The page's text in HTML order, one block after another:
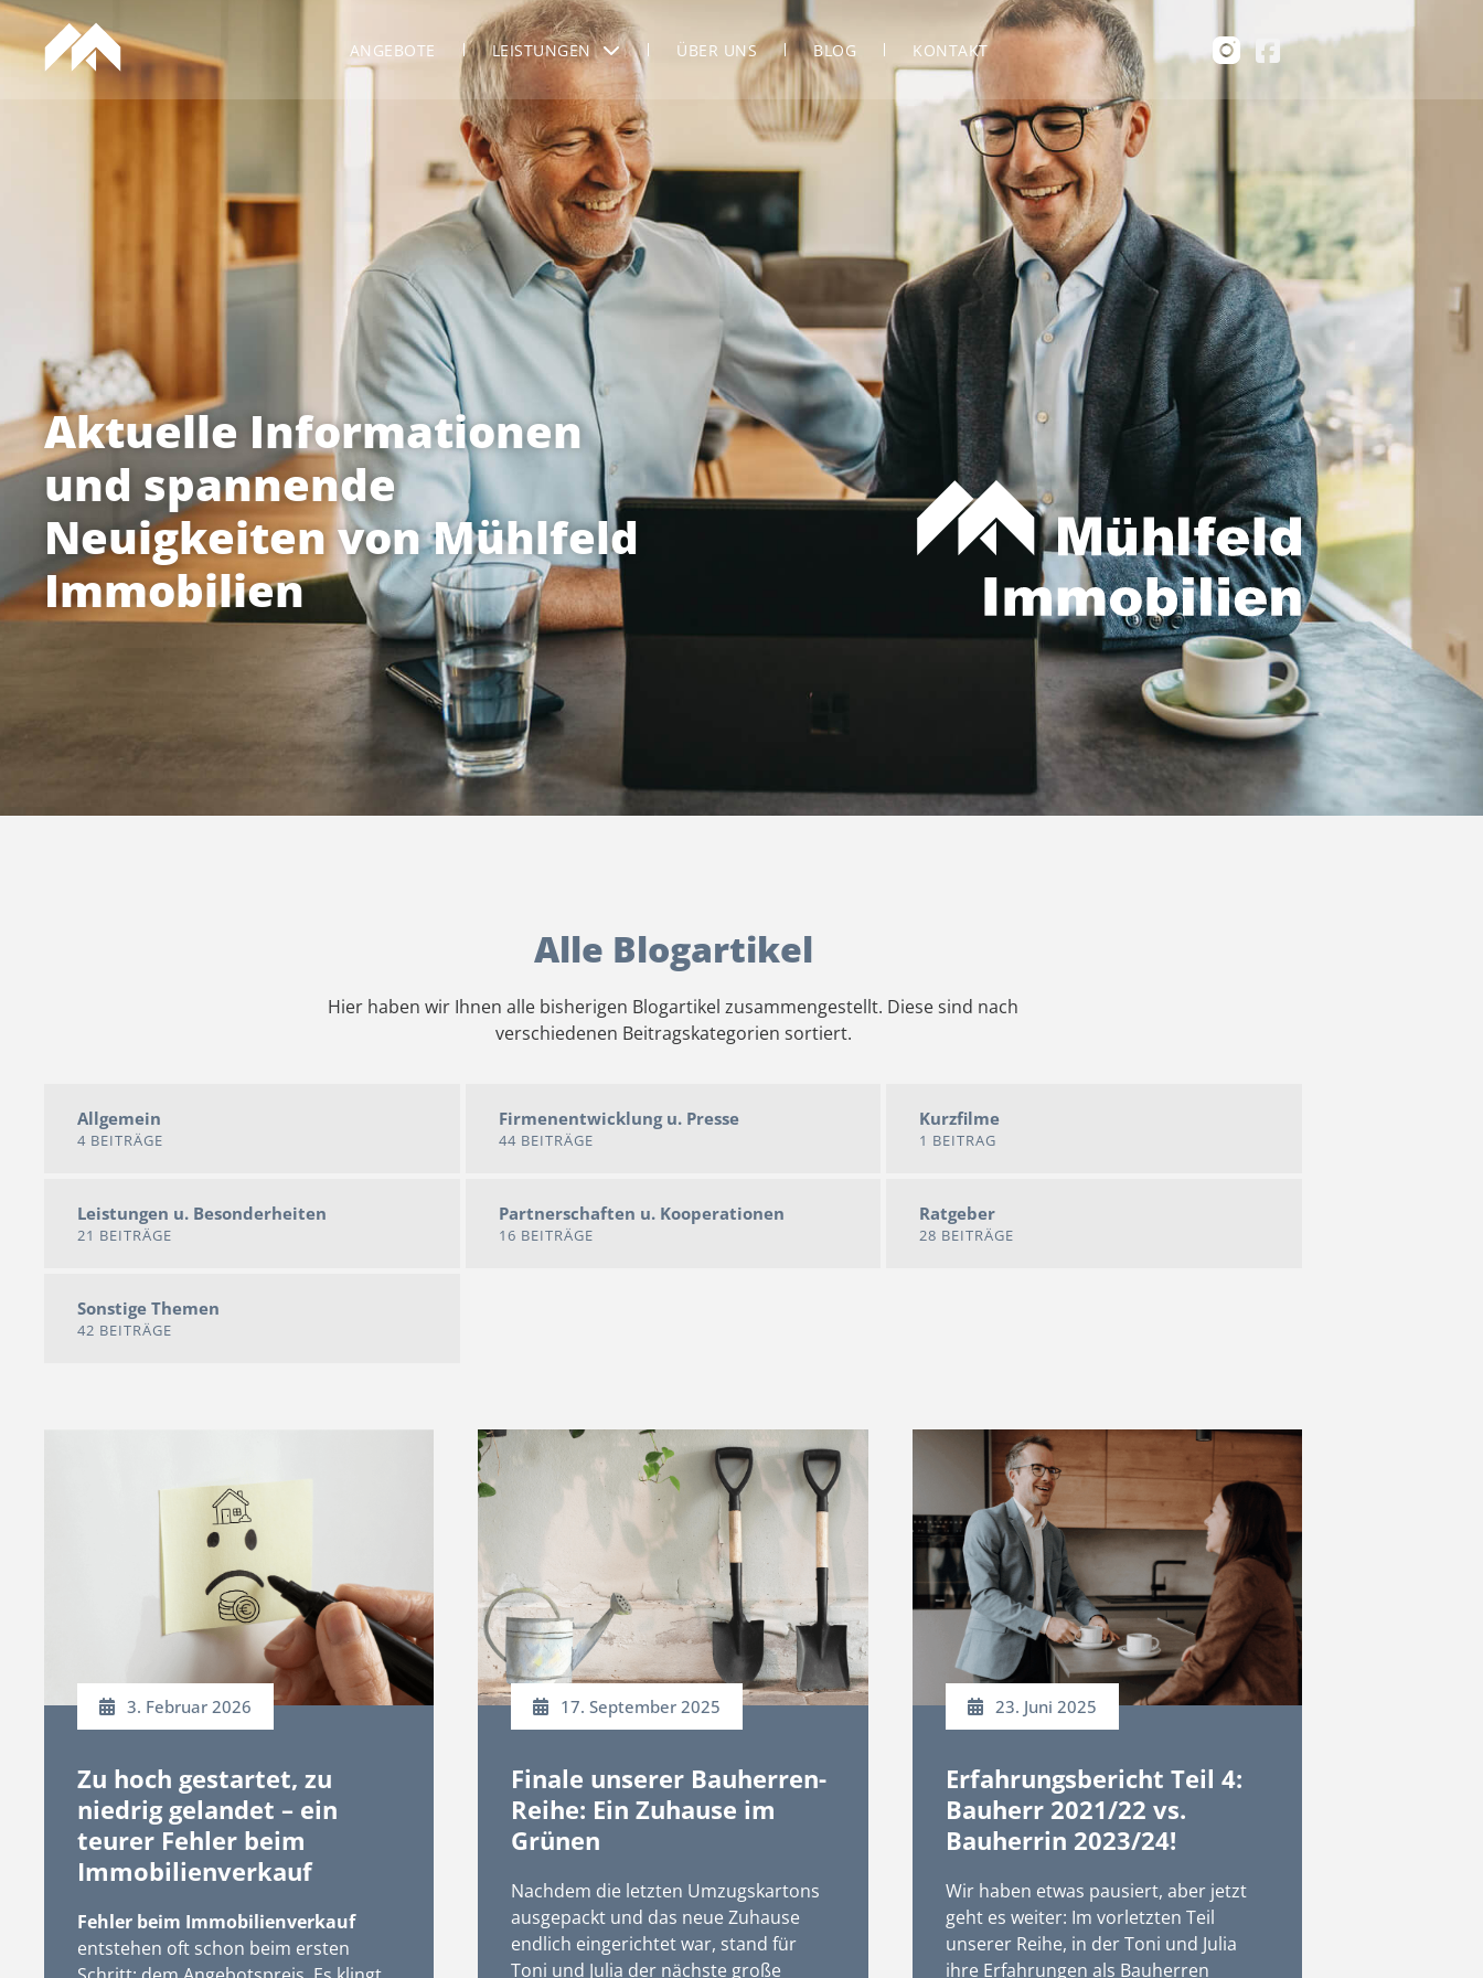
ANGEBOTE LEISTUNGEN ÜBER UNS BLOG KONTAKT
Aktuelle Informationen
und spannende
Neuigkeiten von Mühlfeld
Immobilien
Alle Blogartikel
Hier haben wir Ihnen alle bisherigen Blogartikel zusammengestellt. Diese sind nach
verschiedenen Beitragskategorien sortiert.
Allgemein
4 BEITRÄGE
Firmenentwicklung u. Presse
44 BEITRÄGE
Kurzfilme
1 BEITRAG
Leistungen u. Besonderheiten
21 BEITRÄGE
Partnerschaften u. Kooperationen
16 BEITRÄGE
Ratgeber
28 BEITRÄGE
Sonstige Themen
42 BEITRÄGE
3. Februar 2026
Zu hoch gestartet, zu
niedrig gelandet – ein
teurer Fehler beim
Immobilienverkauf
Fehler beim Immobilienverkauf
entstehen oft schon beim ersten
17. September 2025
Finale unserer Bauherren-
Reihe: Ein Zuhause im
Grünen
Nachdem die letzten Umzugskartons
ausgepackt und das neue Zuhause
endlich eingerichtet war, stand für
Toni und Julia der nächste große
23. Juni 2025
Erfahrungsbericht Teil 4:
Bauherr 2021/22 vs.
Bauherrin 2023/24!
Wir haben etwas pausiert, aber jetzt
geht es weiter: Im vorletzten Teil
unserer Reihe, in der Toni und Julia
ihre Erfahrungen als Bauherren